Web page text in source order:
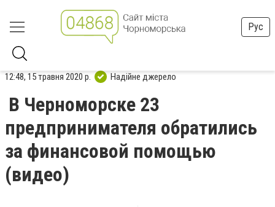
Рус
12:48, 15 травня 2020 р. Надійне джерело
В Черноморске 23
предпринимателя обратились
за финансовой помощью
(видео)